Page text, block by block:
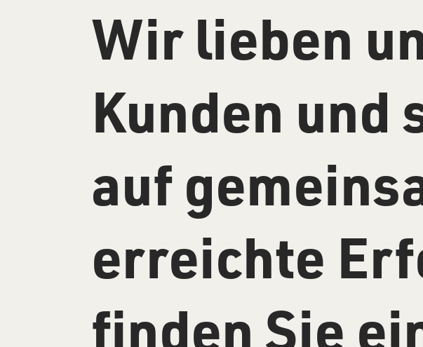
Wir lieben
Kunden und
auf
erreichte
finden Sie